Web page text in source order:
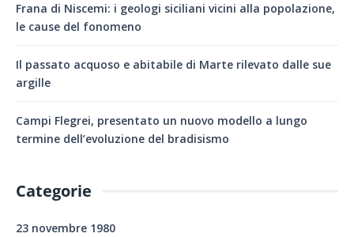
Frana di Niscemi: i geologi siciliani vicini alla popolazione,
le cause del fonomeno
Il passato acquoso e abitabile di Marte rilevato dalle sue
argille
Campi Flegrei, presentato un nuovo modello a lungo
termine dell’evoluzione del bradisismo
Categorie
23 novembre 1980